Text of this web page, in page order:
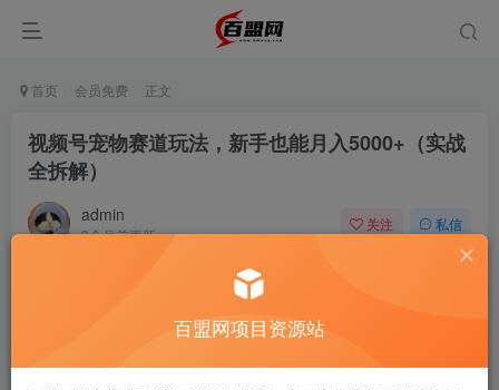
首页 会员免费 正文
视频号宠物赛道玩法，新手也能月入5000+（实战
全拆解）
admin
9个月前更新
关注 私信
视频号宠物赛道玩法，新手也能月入5000+（实战全拆解）
百盟网项目资源站